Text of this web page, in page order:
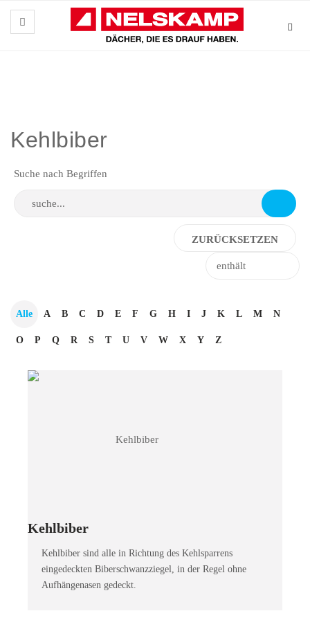
Kehlbiber
Suche nach Begriffen
Alle A B C D E F G H I J K L M N
O P Q R S T U V W X Y Z
Kehlbiber
Kehlbiber sind alle in Richtung des Kehlsparrens
eingedeckten Biberschwanzziegel, in der Regel ohne
Aufhängenasen gedeckt.